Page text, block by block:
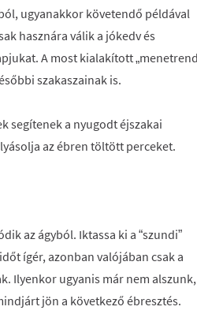
ugyanakkor követendő példával
hasznára válik a jókedv és
A most kialakított
szakaszainak is.
segítenek a nyugodt éjszakai
az ébren töltött perceket.
az ágyból. Iktassa ki a “szundi”
ígér, azonban valójában csak a
Ilyenkor ugyanis már nem
jön a következő ébresztés.